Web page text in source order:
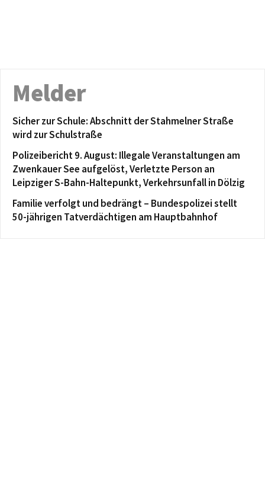
Melder
Sicher zur Schule: Abschnitt der Stahmelner Straße
wird zur Schulstraße
Polizeibericht 9. August: Illegale Veranstaltungen am
Zwenkauer See aufgelöst, Verletzte Person an
Leipziger S-Bahn-Haltepunkt, Verkehrsunfall in Dölzig
Familie verfolgt und bedrängt – Bundespolizei stellt
50-jährigen Tatverdächtigen am Hauptbahnhof